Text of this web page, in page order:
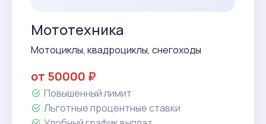
Мототехника
Мотоциклы, квадроциклы, снегоходы
от 50000 ₽
Повышенный лимит
Льготные процентные ставки